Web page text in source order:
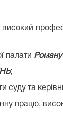
палати
;
суду та
працю,